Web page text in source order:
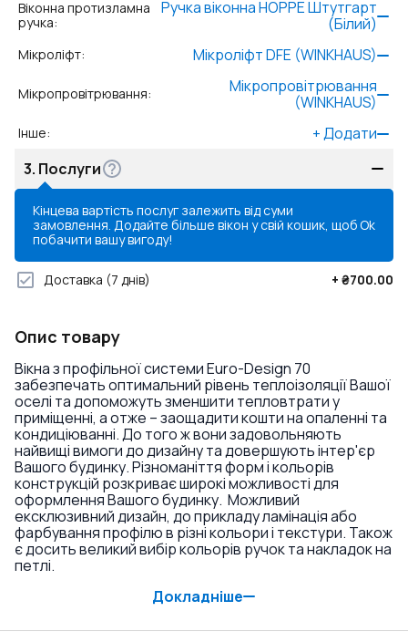
Віконна протизламна
ручка:
Ручка віконна HOPPE Штутгарт
(Білий)
Мікроліфт: Мікроліфт DFE (WINKHAUS)
Мікропровітрювання:
Мікропровітрювання
(WINKHAUS)
Інше: +Додати
3. Послуги
Кінцева вартість послуг залежить від суми
замовлення. Додайте більше вікон у свій кошик, щоб
побачити вашу вигоду!
Ok
Доставка (7 днів) + ₴700.00
Опис товару
Вікна з профільної системи Euro-Design 70
забезпечать оптимальний рівень теплоізоляції Вашої
оселі та допоможуть зменшити тепловтрати у
приміщенні, а отже – заощадити кошти на опаленні та
кондиціюванні. До того ж вони задовольняють
найвищі вимоги до дизайну та довершують інтер'єр
Вашого будинку. Різноманіття форм і кольорів
конструкцій розкриває широкі можливості для
оформлення Вашого будинку. Можливий
ексклюзивний дизайн, до прикладу ламінація або
фарбування профілю в різні кольори і текстури. Також
є досить великий вибір кольорів ручок та накладок на
петлі.
Докладніше